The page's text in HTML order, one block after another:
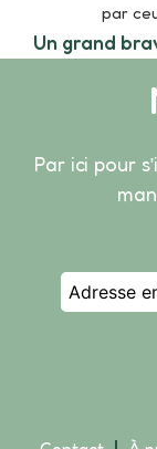
par
Un grand
Par ici pour